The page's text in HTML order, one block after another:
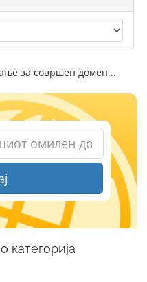
за совршен домен...
категорија